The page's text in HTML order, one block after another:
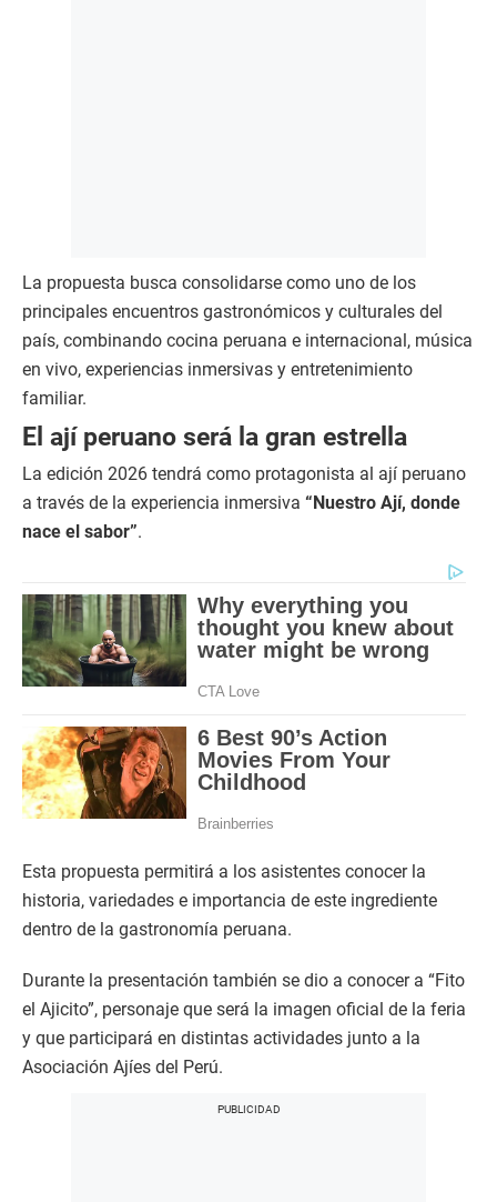
La propuesta busca consolidarse como uno de los
principales encuentros gastronómicos y culturales del
país, combinando cocina peruana e internacional, música
en vivo, experiencias inmersivas y entretenimiento
familiar.
El ají peruano será la gran estrella
La edición 2026 tendrá como protagonista al ají peruano
a través de la experiencia inmersiva “Nuestro Ají, donde
nace el sabor”.
Esta propuesta permitirá a los asistentes conocer la
historia, variedades e importancia de este ingrediente
dentro de la gastronomía peruana.
Durante la presentación también se dio a conocer a “Fito
el Ajicito”, personaje que será la imagen oficial de la feria
y que participará en distintas actividades junto a la
Asociación Ajíes del Perú.